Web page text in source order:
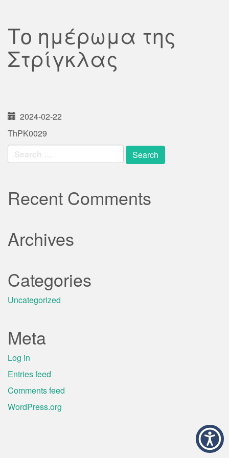
Το ημέρωμα της
Στρίγκλας
2024-02-22
ThPK0029
Search
for:
Recent Comments
Archives
Categories
Uncategorized
Meta
Log in
Entries feed
Comments feed
WordPress.org